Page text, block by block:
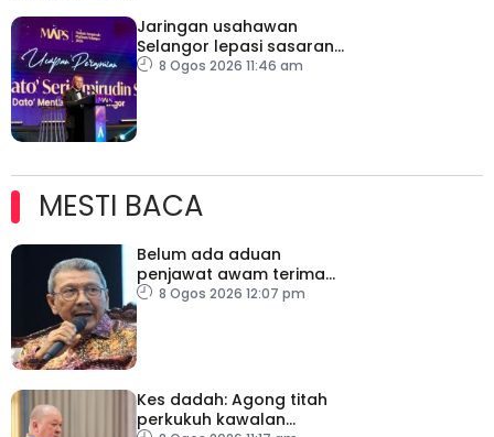
Jaringan usahawan
Selangor lepasi sasaran,
cecah 102,466
8 Ogos 2026 11:46 am
MESTI BACA
Belum ada aduan
penjawat awam terima
tekanan daripada ahli
8 Ogos 2026 12:07 pm
Kes dadah: Agong titah
perkukuh kawalan